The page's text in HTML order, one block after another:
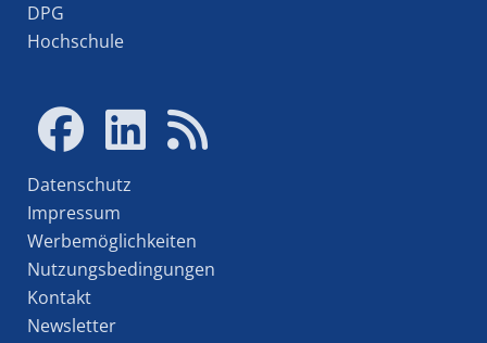
DPG
Hochschule
Datenschutz
Impressum
Werbemöglichkeiten
Nutzungsbedingungen
Kontakt
Newsletter